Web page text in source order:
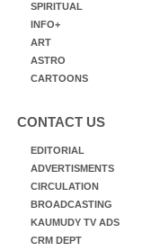
SPIRITUAL
INFO+
ART
ASTRO
CARTOONS
CONTACT US
EDITORIAL
ADVERTISMENTS
CIRCULATION
BROADCASTING
KAUMUDY TV ADS
CRM DEPT